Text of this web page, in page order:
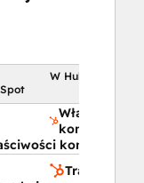
W HubSpot
Właściwości
kontaktu
kontaktu
Transakcje